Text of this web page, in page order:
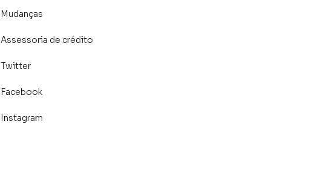
Mudanças
Assessoria de crédito
Twitter
Facebook
Instagram